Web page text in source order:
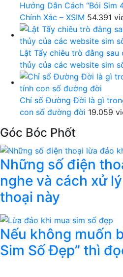
Hướng Dẫn Cách “Bói Sim
Chính Xác – XSIM 54.391
Lật Tẩy chiêu trò đằng
thủy của các website sim
Chỉ số Đường Đời là gì
con số đường đời 19.059
Góc Bóc Phốt
Những số điện
nghe và cách xử
thoại này
Nếu không muốn
Sim Số Đẹp” thì